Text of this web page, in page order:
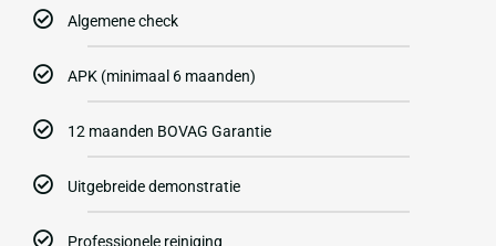
Algemene check
APK (minimaal 6 maanden)
12 maanden BOVAG Garantie
Uitgebreide demonstratie
Professionele reiniging